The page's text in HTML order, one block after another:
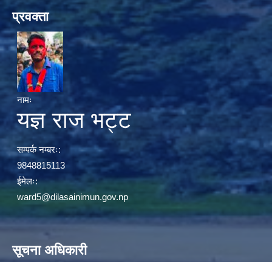
प्रवक्ता
नामः
यज्ञ राज भट्ट
सम्पर्क नम्बरः:
9848815113
ईमेलः:
ward5@dilasainimun.gov.np
सूचना अधिकारी